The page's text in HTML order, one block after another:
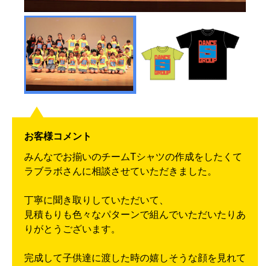
お客様コメント
みんなでお揃いのチームTシャツの作成をしたくて
ラブラボさんに相談させていただきました。
丁寧に聞き取りしていただいて、
見積もりも色々なパターンで組んでいただいたりあ
りがとうございます。
完成して子供達に渡した時の嬉しそうな顔を見れて